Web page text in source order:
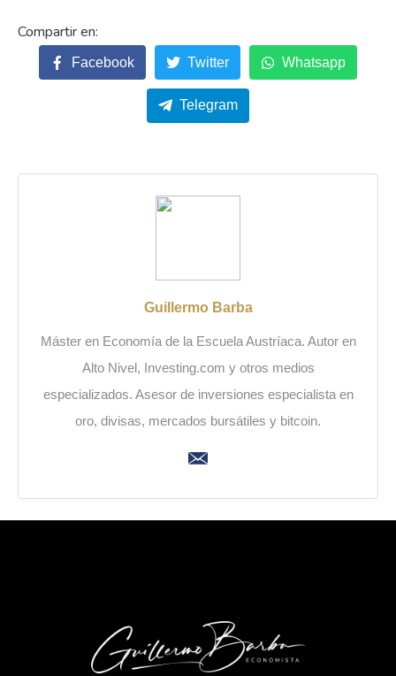
Facebook Twitter Whatsapp
Telegram
Guillermo Barba
Máster en Economía de la Escuela Austríaca. Autor en
Alto Nivel, Investing.com y otros medios
especializados. Asesor de inversiones especialista en
oro, divisas, mercados bursátiles y bitcoin.